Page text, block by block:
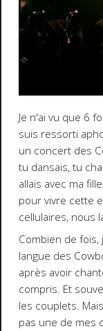
Je n'ai vu que 6
suis ressorti
un concert des
tu dansais, tu
allais avec ma
pour vivre cette
cellulaires, nous
Combien de fois,
langue des
après avoir
compris. Et
les couplets.
pas une de mes